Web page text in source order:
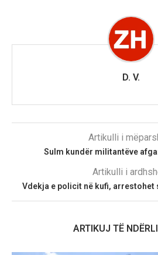
D. V.
Artikulli i
Sulm kundër militantëve
Artikulli i
Vdekja e policit në kufi, arrestohet
ARTIKUJ TË